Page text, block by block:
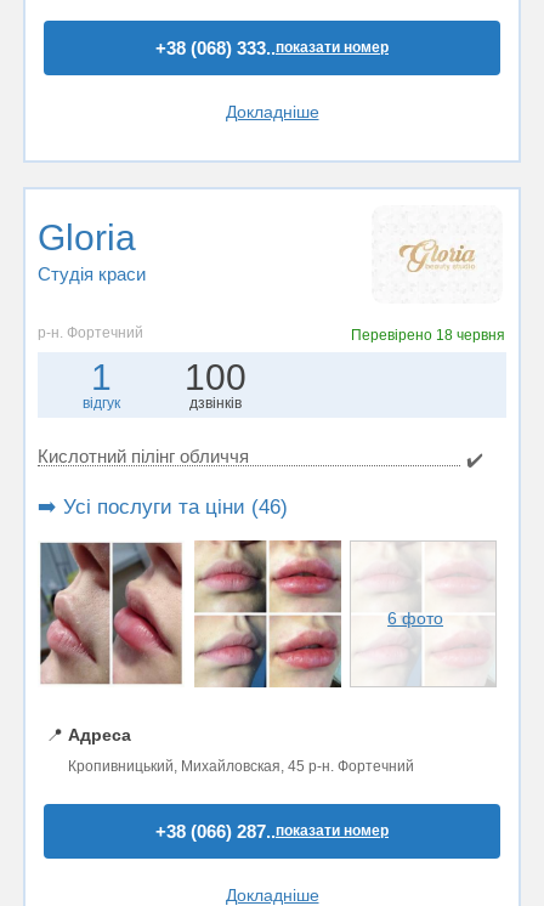
+38 (068) 333..показати номер
Докладніше
Gloria
Студія краси
р-н. Фортечний Перевірено 18 червня
1
відгук
100
дзвінків
Кислотний пілінг обличчя ✔️
➡️ Усі послуги та ціни (46)
6 фото
📍 Адреса
Кропивницький, Михайловская, 45 р-н. Фортечний
+38 (066) 287..показати номер
Докладніше